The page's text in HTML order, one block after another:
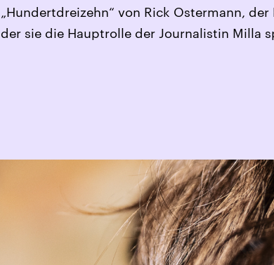
„Hundertdreizehn“ von Rick Ostermann,
der sie die Hauptrolle der Journalistin Milla